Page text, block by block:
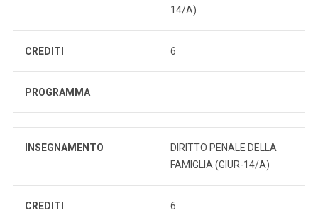
14/A)
CREDITI 6
PROGRAMMA
INSEGNAMENTO
DIRITTO PENALE DELLA
FAMIGLIA (GIUR-14/A)
CREDITI 6